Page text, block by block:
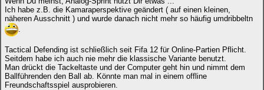
Ich habe z.B. die Kamaraperspektive geändert ( auf einen kleinen,
näheren Ausschnitt ) und wurde danach nicht mehr so häufig umdribbeltn
.
Tactical Defending ist schließlich seit Fifa 12 für Online-Partien Pflicht.
Seitdem habe ich auch nie mehr die klassische Variante benutzt.
Man drückt die Tackeltaste und der Computer geht hin und nimmt dem
Ballführenden den Ball ab. Könnte man mal in einem offline
Freundschaftsspiel ausprobieren.